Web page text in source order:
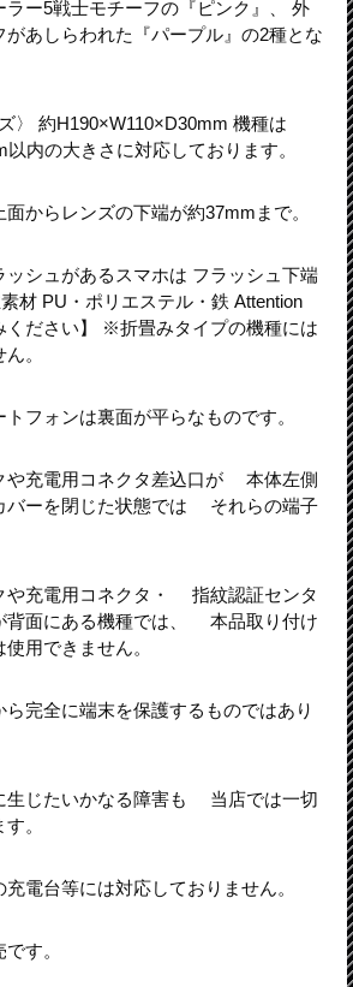
ラー5戦士モチーフの『ピンク』、 外
あしらわれた『パープル』の2種とな
〉 約H190×W110×D30mm 機種は
内の大きさに対応しております。
からレンズの下端が約37mmまで。
ッシュがあるスマホは フラッシュ下端
材 PU・ポリエステル・鉄 Attention
ください】 ※折畳みタイプの機種には
。
フォンは裏面が平らなものです。
や充電用コネクタ差込口が 本体左側
バーを閉じた状態では それらの端子
や充電用コネクタ・ 指紋認証センタ
背面にある機種では、 本品取り付け
用できません。
完全に端末を保護するものではあり
生じたいかなる障害も 当店では一切
。
電台等には対応しておりません。
す。